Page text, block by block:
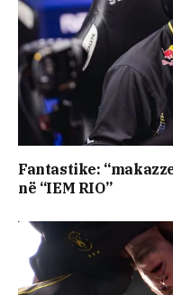
Fantastike:
në “IEM RIO”